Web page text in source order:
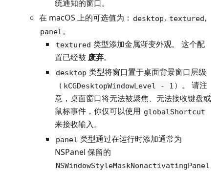
统通知的窗口。
在 macOS 上的可选值为： desktop, textured,
panel 。
textured 类型添加金属渐变外观。 这个配
置已经被 废弃。
desktop 类型将窗口置于桌面背景窗口层级
（ kCGDesktopWindowLevel - 1 ）。 请注
意，桌面窗口将无法被聚焦、无法接收键盘或
鼠标事件，你仅可以使用 globalShortcut
来接收输入。
panel 类型通过在运行时添加通常为
NSPanel 保留的
NSWindowStyleMaskNonactivatingPanel